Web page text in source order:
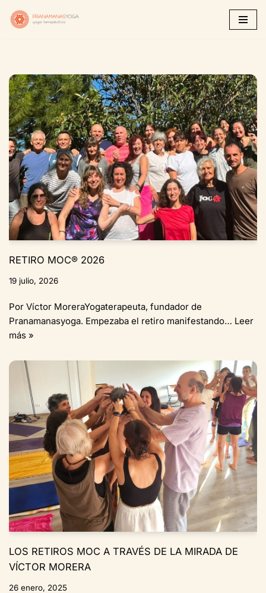
Saltar
RETIRO MOC® 2026
19 julio, 2026
Por Víctor MoreraYogaterapeuta, fundador de
Pranamanasyoga. Empezaba el retiro manifestando… Leer
más »
LOS RETIROS MOC A TRAVÉS DE LA MIRADA DE
VÍCTOR MORERA
26 enero, 2025